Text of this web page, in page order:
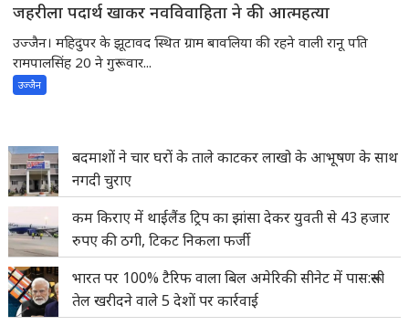
जहरीला पदार्थ खाकर नवविवाहिता ने की आत्महत्या
उज्जैन। महिदुपर के झूटावद स्थित ग्राम बावलिया की रहने वाली रानू पति
रामपालसिंह 20 ने गुरूवार...
उज्जैन
बदमाशों ने चार घरों के ताले काटकर लाखो के आभूषण के साथ
नगदी चुराए
कम किराए में थाईलैंड ट्रिप का झांसा देकर युवती से 43 हजार
रुपए की ठगी, टिकट निकला फर्जी
भारत पर 100% टैरिफ वाला बिल अमेरिकी सीनेट में पास:रूसी
तेल खरीदने वाले 5 देशों पर कार्रवाई